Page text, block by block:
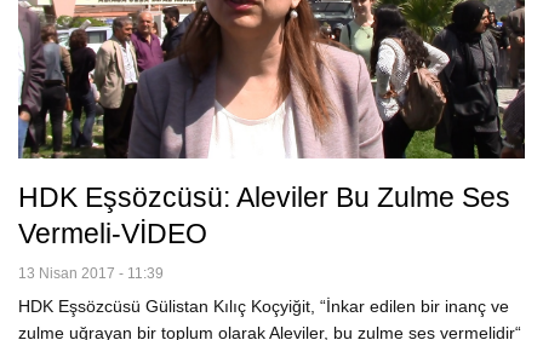
HDK Eşsözcüsü: Aleviler Bu Zulme Ses
Vermeli-VİDEO
13 Nisan 2017 - 11:39
HDK Eşsözcüsü Gülistan Kılıç Koçyiğit, “İnkar edilen bir inanç ve
zulme uğrayan bir toplum olarak Aleviler, bu zulme ses vermelidir“